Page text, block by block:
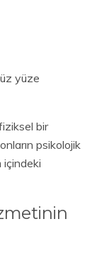
yüze
bir
psikolojik
içindeki